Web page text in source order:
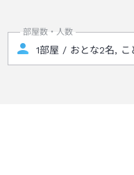
部屋数・人数